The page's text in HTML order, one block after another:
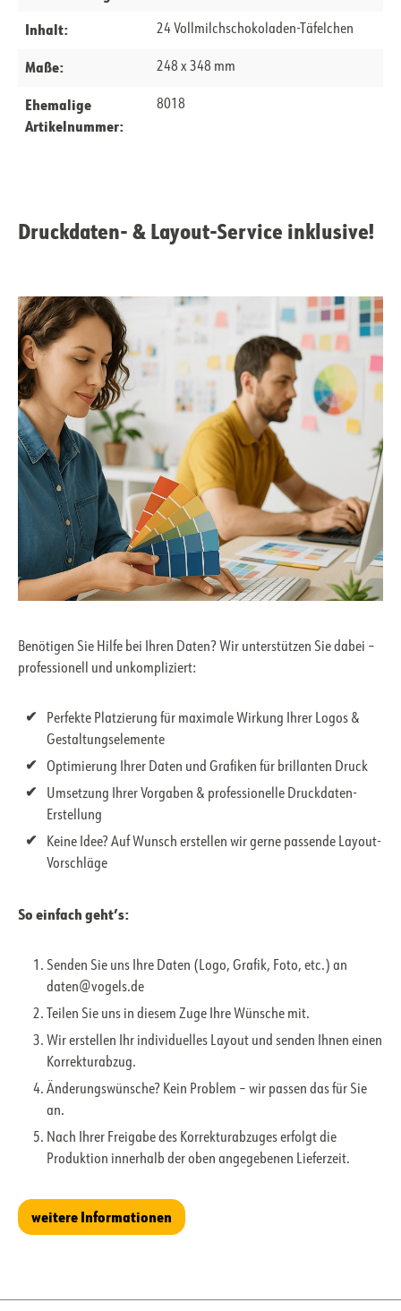
Inhalt: 24 Vollmilchschokoladen-Täfelchen
Maße: 248 x 348 mm
Ehemalige
Artikelnummer:
8018
Druckdaten- & Layout-Service inklusive!
Benötigen Sie Hilfe bei Ihren Daten? Wir unterstützen Sie dabei –
professionell und unkompliziert:
Perfekte Platzierung für maximale Wirkung Ihrer Logos &
Gestaltungselemente
Optimierung Ihrer Daten und Grafiken für brillanten Druck
Umsetzung Ihrer Vorgaben & professionelle Druckdaten-
Erstellung
Keine Idee? Auf Wunsch erstellen wir gerne passende Layout-
Vorschläge
So einfach geht’s:
Senden Sie uns Ihre Daten (Logo, Grafik, Foto, etc.) an
daten@vogels.de
Teilen Sie uns in diesem Zuge Ihre Wünsche mit.
Wir erstellen Ihr individuelles Layout und senden Ihnen einen
Korrekturabzug.
Änderungswünsche? Kein Problem – wir passen das für Sie
an.
Nach Ihrer Freigabe des Korrekturabzuges erfolgt die
Produktion innerhalb der oben angegebenen Lieferzeit.
weitere Informationen